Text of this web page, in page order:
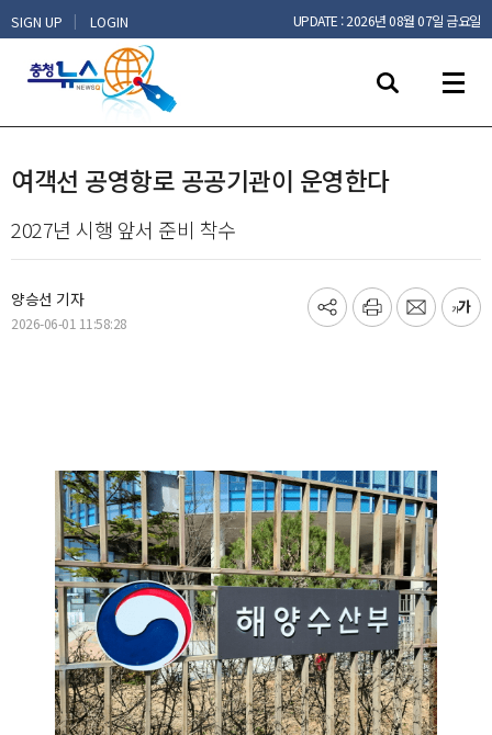
SIGN UP | LOGIN UPDATE : 2026년 08월 07일 금요일
여객선 공영항로 공공기관이 운영한다
2027년 시행 앞서 준비 착수
양승선 기자
2026-06-01 11:58:28
기
프
메
글